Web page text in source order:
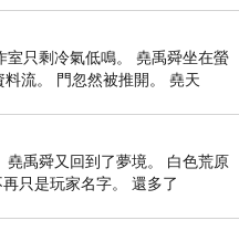
只剩冷氣低鳴。 堯禹舜坐在螢
流。 門忽然被推開。 堯天
禹舜又回到了夢境。 白色荒原
只是玩家名字。 還多了